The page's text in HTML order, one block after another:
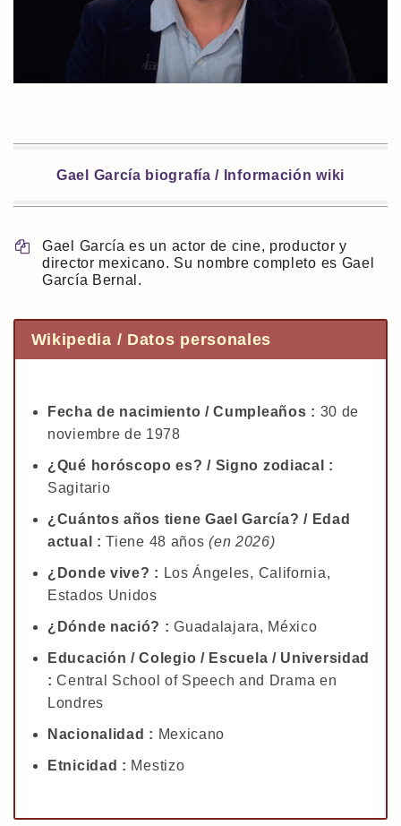
Gael García biografía / Información wiki
Gael García es un actor de cine, productor y
director mexicano. Su nombre completo es Gael
García Bernal.
Wikipedia / Datos personales
Fecha de nacimiento / Cumpleaños : 30 de
noviembre de 1978
¿Qué horóscopo es? / Signo zodiacal :
Sagitario
¿Cuántos años tiene Gael García? / Edad
actual :Tiene 48 años(en 2026)
¿Donde vive? : Los Ángeles, California,
Estados Unidos
¿Dónde nació? :Guadalajara, México
Educación / Colegio / Escuela / Universidad
:Central School of Speech and Drama en
Londres
Nacionalidad : Mexicano
Etnicidad : Mestizo